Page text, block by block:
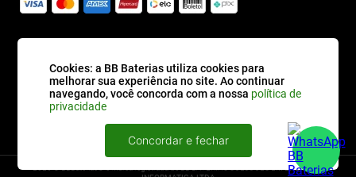
Cookies: a BB Baterias utiliza cookies para
melhorar sua experiência no site. Ao continuar
navegando, você concorda com a nossa política de
privacidade
Concordar e fechar
SITE SEGURO
2026 © BBBaterias® é marca registrada de BB BATERIAS SOLUCOES EM ENERGIA E